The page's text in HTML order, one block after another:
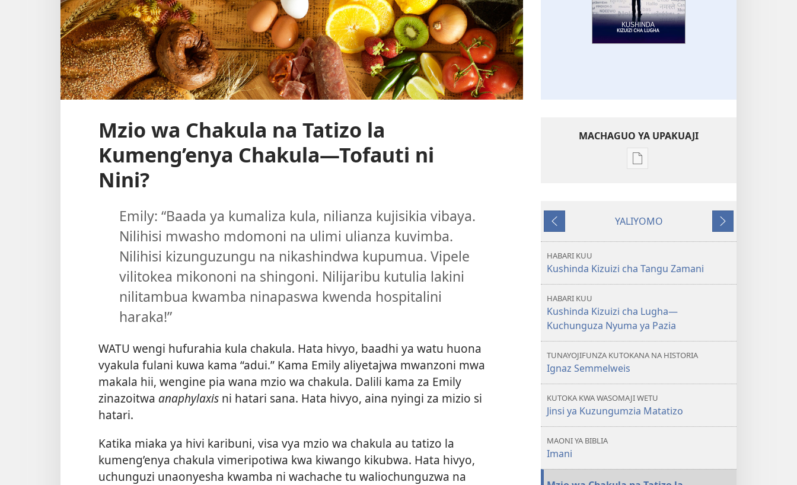
Mzio wa Chakula na Tatizo la
Kumeng’enya Chakula—Tofauti ni
Nini?
Emily: “Baada ya kumaliza kula, nilianza kujisikia vibaya.
Nilihisi mwasho mdomoni na ulimi ulianza kuvimba.
Nilihisi kizunguzungu na nikashindwa kupumua. Vipele
vilitokea mikononi na shingoni. Nilijaribu kutulia lakini
nilitambua kwamba ninapaswa kwenda hospitalini
haraka!”
WATU wengi hufurahia kula chakula. Hata hivyo, baadhi ya watu huona
vyakula fulani kuwa kama “adui.” Kama Emily aliyetajwa mwanzoni mwa
makala hii, wengine pia wana mzio wa chakula. Dalili kama za Emily
zinazoitwa anaphylaxis ni hatari sana. Hata hivyo, aina nyingi za mizio si
hatari.
Katika miaka ya hivi karibuni, visa vya mzio wa chakula au tatizo la
kumeng’enya chakula vimeripotiwa kwa kiwango kikubwa. Hata hivyo,
uchunguzi unaonyesha kwamba ni wachache tu waliochunguzwa na
MACHAGUO YA UPAKUAJI
Mbinu
ya
Kushinda
Kizuizi
Lugha
Inayotangulia
YALIYOMO
Inayofuata
HABARI KUU
Kushinda Kizuizi cha Tangu Zamani
HABARI KUU
Kushinda Kizuizi cha Lugha—
Kuchunguza Nyuma ya Pazia
TUNAYOJIFUNZA KUTOKANA NA HISTORIA
Ignaz Semmelweis
KUTOKA KWA WASOMAJI WETU
Jinsi ya Kuzungumzia Matatizo
MAONI YA BIBLIA
Imani